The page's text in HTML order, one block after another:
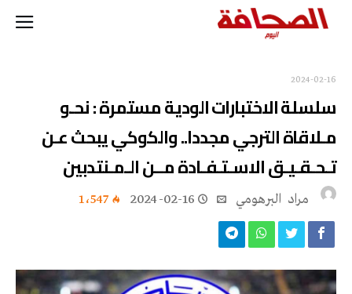
2024-02-16
سلسلة الاختبارات الودية مستمرة : نحـو
مـلاقاة الترجي مجددا.. والكوكي يبحث عـن
تـحـقـيـق الاسـتـفـادة مــن الـمـنتدبين
مراد‭ ‬ البرهومي 2024-02-16 1٬547